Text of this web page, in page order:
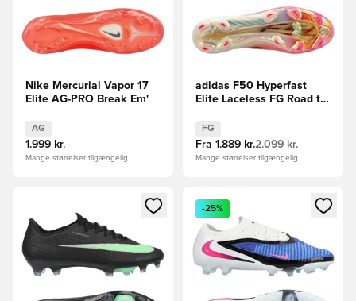
Nike Mercurial Vapor 17
Elite AG-PRO Break Em'
AG
1.999 kr.
Mange størrelser tilgængelig
adidas F50 Hyperfast
Elite Laceless FG Road to
FG
Fra 1.889 kr.2.099 kr.
Mange størrelser tilgængelig
Åbner en Modal til at logge ind eller tilmelde dig som
Åbner en Modal til at logge
-25%